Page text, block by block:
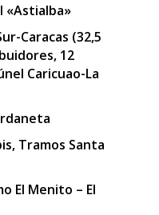
«Astialba»
Caracas (32,5
12
Caricuao-La
Tramos Santa
El Menito – El